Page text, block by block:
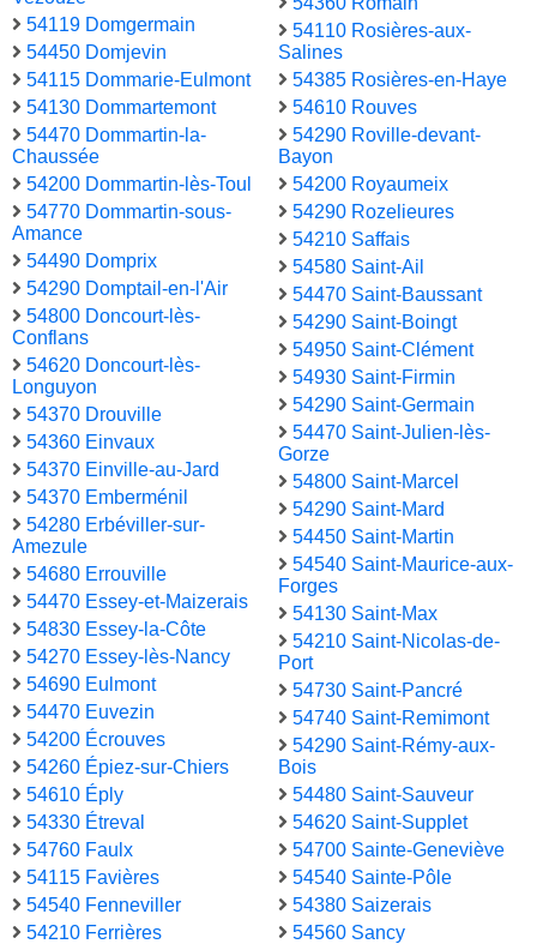
54119 Domgermain
54450 Domjevin
54115 Dommarie-Eulmont
54130 Dommartemont
54470 Dommartin-la-
Chaussée
54200 Dommartin-lès-Toul
54770 Dommartin-sous-
Amance
54490 Domprix
54290 Domptail-en-l'Air
54800 Doncourt-lès-
Conflans
54620 Doncourt-lès-
Longuyon
54370 Drouville
54360 Einvaux
54370 Einville-au-Jard
54370 Emberménil
54280 Erbéviller-sur-
Amezule
54680 Errouville
54470 Essey-et-Maizerais
54830 Essey-la-Côte
54270 Essey-lès-Nancy
54690 Eulmont
54470 Euvezin
54200 Écrouves
54260 Épiez-sur-Chiers
54610 Éply
54330 Étreval
54760 Faulx
54115 Favières
54540 Fenneviller
54210 Ferrières
54110 Rosières-aux-
Salines
54385 Rosières-en-Haye
54610 Rouves
54290 Roville-devant-
Bayon
54200 Royaumeix
54290 Rozelieures
54210 Saffais
54580 Saint-Ail
54470 Saint-Baussant
54290 Saint-Boingt
54950 Saint-Clément
54930 Saint-Firmin
54290 Saint-Germain
54470 Saint-Julien-lès-
Gorze
54800 Saint-Marcel
54290 Saint-Mard
54450 Saint-Martin
54540 Saint-Maurice-aux-
Forges
54130 Saint-Max
54210 Saint-Nicolas-de-
Port
54730 Saint-Pancré
54740 Saint-Remimont
54290 Saint-Rémy-aux-
Bois
54480 Saint-Sauveur
54620 Saint-Supplet
54700 Sainte-Geneviève
54540 Sainte-Pôle
54380 Saizerais
54560 Sancy